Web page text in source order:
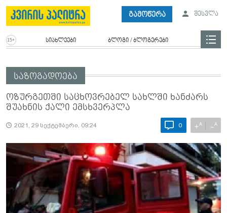
გამოწერა შესვლა
სიახლეები ბლოგი / ბლოგერები
საზოგადოება
ოზურგეთში საცხოვრებელ სახლში ხანძარს
შუახნის ქალი ემსხვერპლა
2021, 29 სექტემბერი, 09:24 0 +A −A